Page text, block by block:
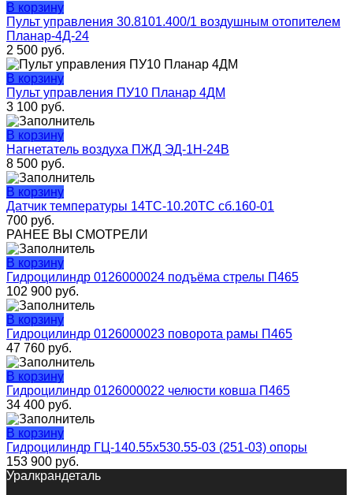
В корзину
Пульт управления 30.8101.400/1 воздушным отопителем
Планар-4Д-24
2 500 руб.
В корзину
Пульт управления ПУ10 Планар 4ДМ
3 100 руб.
В корзину
Нагнетатель воздуха ПЖД ЭД-1Н-24В
8 500 руб.
В корзину
Датчик температуры 14ТС-10.20ТС сб.160-01
700 руб.
РАНЕЕ ВЫ СМОТРЕЛИ
В корзину
Гидроцилиндр 0126000024 подъёма стрелы П465
102 900 руб.
В корзину
Гидроцилиндр 0126000023 поворота рамы П465
47 760 руб.
В корзину
Гидроцилиндр 0126000022 челюсти ковша П465
34 400 руб.
В корзину
Гидроцилиндр ГЦ-140.55х530.55-03 (251-03) опоры
153 900 руб.
Уралкрандеталь